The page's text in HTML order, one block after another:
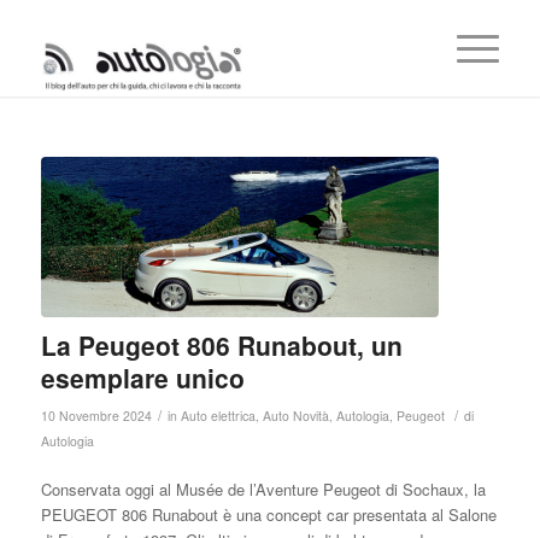
La Peugeot 806 Runabout, un
esemplare unico
10 Novembre 2024 / in Auto elettrica Auto Novità Autologia Peugeot / di
Autologia
Conservata oggi al Musée de l’Aventure Peugeot di Sochaux, la
PEUGEOT 806 Runabout è una concept car presentata al Salone